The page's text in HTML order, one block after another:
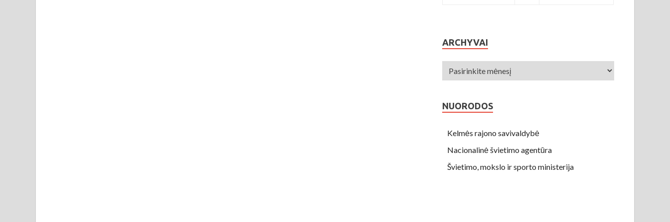
ARCHYVAI
NUORODOS
Kelmės rajono savivaldybė
Nacionalinė švietimo agentūra
Švietimo, mokslo ir sporto ministerija